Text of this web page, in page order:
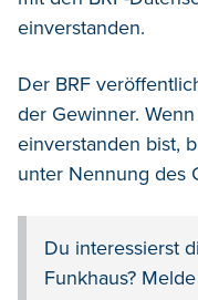
einverstanden.
Der BRF
der Gewinner.
einverstanden bist,
unter Nennung des
Du interessierst
Funkhaus?